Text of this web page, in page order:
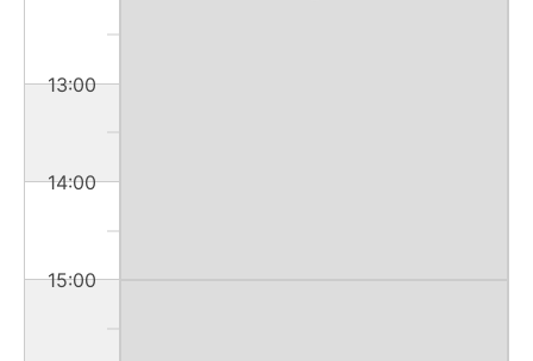
13:00
14:00
15:00